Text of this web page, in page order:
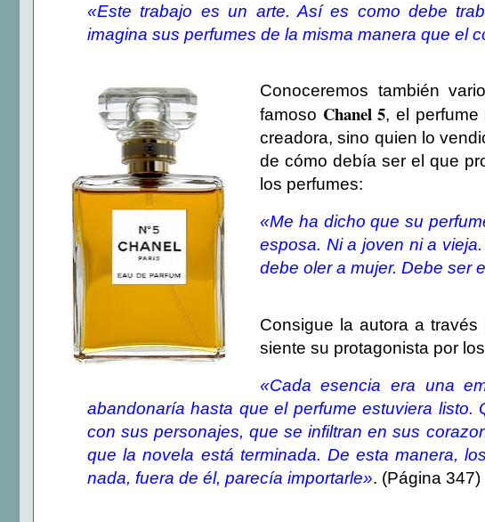
«Este trabajo es un arte. Así es como debe
imagina sus perfumes de la misma manera que el
Conoceremos también
famoso Chanel 5, el
creadora, sino quien lo
de cómo debía ser el que
los perfumes:
«Me ha dicho que su
esposa. Ni a joven ni a
debe oler a mujer. Debe ser
Consigue la autora a
siente su protagonista por
«Cada esencia era una
abandonaría hasta que el perfume estuviera
con sus personajes, que se infiltran en sus
que la novela está terminada. De esta manera,
nada, fuera de él, parecía importarle». (Página 347)